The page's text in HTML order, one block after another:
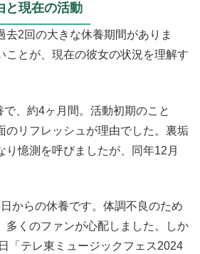
と現在の活動
去2回の大きな休養期間がありま
ことが、現在の彼女の状況を理解す
、約4ヶ月間。活動初期のこと
のリフレッシュが理由でした。裏垢
り憶測を呼びましたが、同年12月
からの休養です。体調不良のため
多くのファンが心配しました。しか
「テレ東ミュージックフェス2024